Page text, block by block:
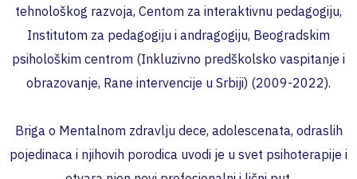
tehnološkog razvoja, Centom za interaktivnu pedagogiju,
Institutom za pedagogiju i andragogiju, Beogradskim
psihološkim centrom (Inkluzivno predškolsko vaspitanje i
obrazovanje, Rane intervencije u Srbiji) (2009-2022).
Briga o Mentalnom zdravlju dece, adolescenata, odraslih
pojedinaca i njihovih porodica uvodi je u svet psihoterapije i